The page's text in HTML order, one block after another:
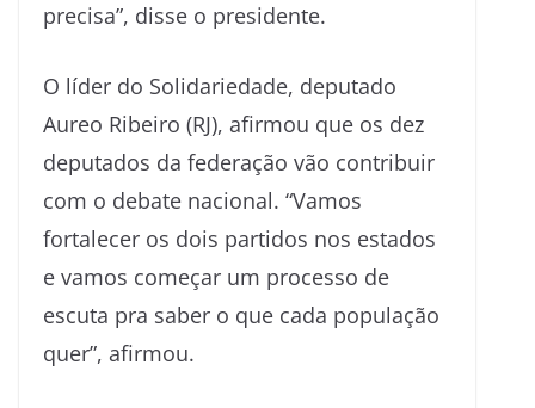
precisa”, disse o presidente.
O líder do Solidariedade, deputado
Aureo Ribeiro (RJ), afirmou que os dez
deputados da federação vão contribuir
com o debate nacional. “Vamos
fortalecer os dois partidos nos estados
e vamos começar um processo de
escuta pra saber o que cada população
quer”, afirmou.